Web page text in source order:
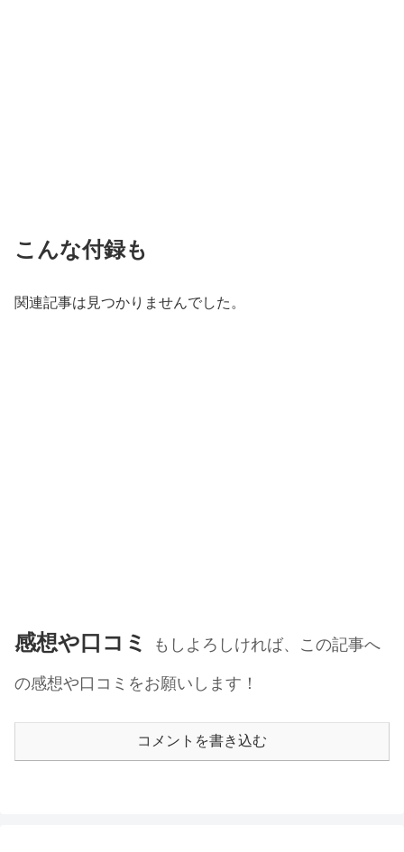
こんな付録も
関連記事は見つかりませんでした。
感想や口コミ
もしよろしければ、この記事へ
の感想や口コミをお願いします！
コメントを書き込む